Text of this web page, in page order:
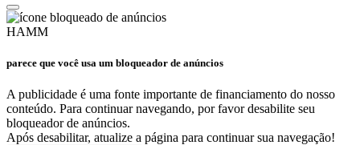
HAMM
parece que você usa um bloqueador de anúncios
A publicidade é uma fonte importante de financiamento do nosso
conteúdo. Para continuar navegando, por favor desabilite seu
bloqueador de anúncios.
Após desabilitar, atualize a página para continuar sua navegação!